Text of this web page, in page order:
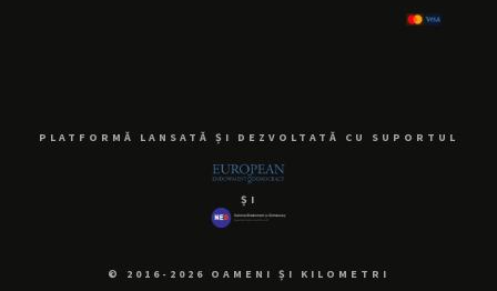
PLATFORMĂ LANSATĂ ȘI DEZVOLTATĂ CU SUPORTUL
ȘI
© 2016-2026 OAMENI ȘI KILOMETRI